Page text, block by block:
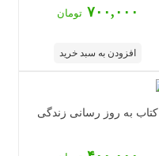
۷۰۰,۰۰۰ تومان
افزودن به سبد خرید
کتاب به روز رسانی زندگی